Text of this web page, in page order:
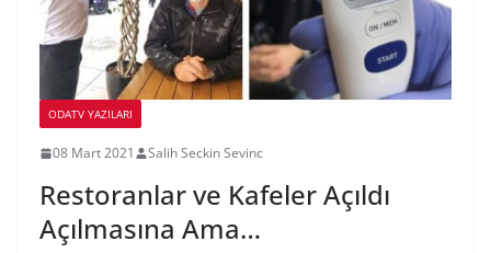
ODATV YAZILARI
08 Mart 2021 Salih Seckin Sevinc
Restoranlar ve Kafeler Açıldı
Açılmasına Ama…